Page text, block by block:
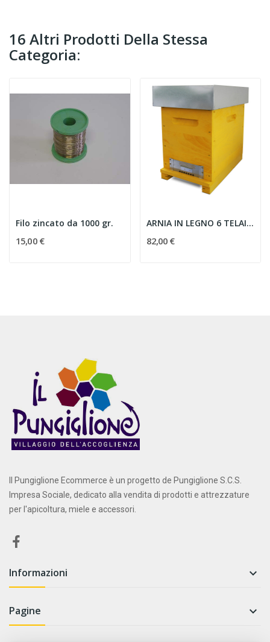
16 Altri Prodotti Della Stessa
Categoria:
Filo zincato da 1000 gr.
15,00 €
ARNIA IN LEGNO 6 TELAINI CUBO
82,00 €
Il Pungiglione Ecommerce è un progetto de Pungiglione S.C.S.
Impresa Sociale, dedicato alla vendita di prodotti e attrezzature
per l'apicoltura, miele e accessori.
Informazioni 
Pagine 